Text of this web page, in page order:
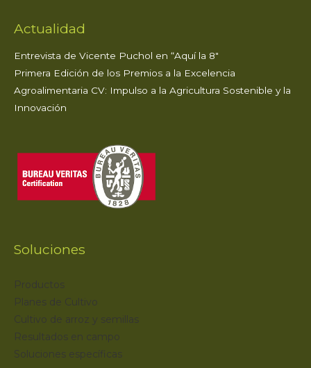
k
Actualidad
Entrevista de Vicente Puchol en “Aquí la 8″
Primera Edición de los Premios a la Excelencia
Agroalimentaria CV: Impulso a la Agricultura Sostenible y la
Innovación
Soluciones
Productos
Planes de Cultivo
Cultivo de arroz y semillas
Resultados en campo
Soluciones específicas